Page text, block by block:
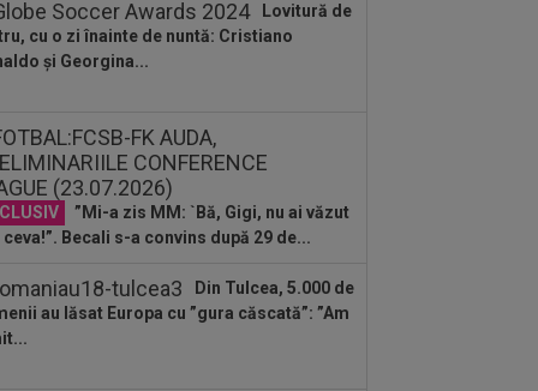
Digi Sport 1. Ciucanii au trei
Antrenor pentru CFR Cluj!
EXCLUSIV
Fără dubii! Victor
i-a spus-o direct lui Daniel Pancu
Coșmar pentru Alexi Pitu, după
Arad - Rapid! Cât ar putea lipsi
Rodri nu stă la discuții! Decizia
după ce Manchester City a refuzat...
Lovitură de
cu o zi înainte de nuntă: Cristiano
și Georgina...
”Mi-a zis MM: `Bă, Gigi, nu ai văzut
ceva!”. Becali s-a convins după 29 de...
Din Tulcea, 5.000 de
au lăsat Europa cu ”gura căscată”: ”Am